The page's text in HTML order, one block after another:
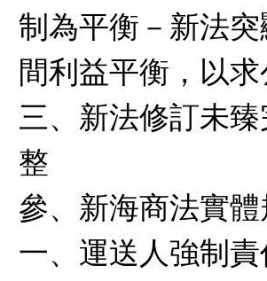
制為平衡－新法
間利益平衡，以
三、新法修訂未
整
參、新海商法實
一、運送人強制